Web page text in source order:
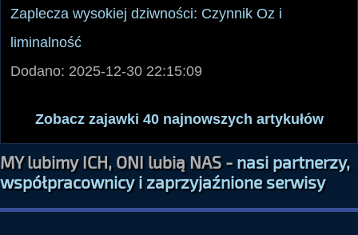
Zaplecza wysokiej dziwności: Czynnik Oz i
liminalność
Dodano: 2025-12-30 22:15:09
Zobacz zajawki 40 najnowszych artykułów
MY lubimy ICH, ONI lubią NAS -nasi partnerzy,
współpracownicy i zaprzyjaźnione serwisy